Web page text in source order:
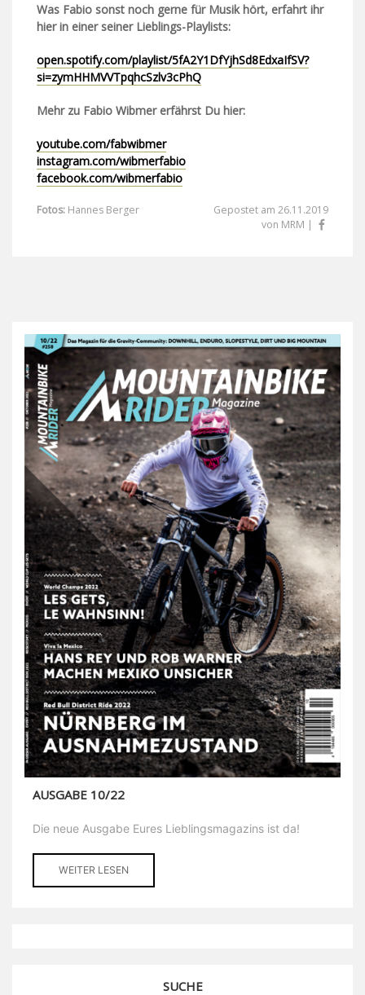
Was Fabio sonst noch gerne für Musik hört, erfahrt ihr
hier in einer seiner Lieblings-Playlists:
open.spotify.com/playlist/5fA2Y1DfYjhSd8EdxaIfSV?
si=zymHHMVVTpqhcSzlv3cPhQ
Mehr zu Fabio Wibmer erfährst Du hier:
youtube.com/fabwibmer
instagram.com/wibmerfabio
facebook.com/wibmerfabio
Fotos: Hannes Berger
Gepostet am 26.11.2019
von MRM |
AUSGABE 10/22
Die neue Ausgabe Eures Lieblingsmagazins ist da!
WEITER LESEN
SUCHE